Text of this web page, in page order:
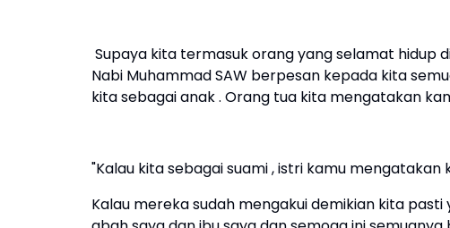
Supaya kita termasuk orang yang selamat
Nabi Muhammad SAW berpesan kepada kita
kita sebagai anak . Orang tua kita mengatakan
"‎Kalau kita sebagai suami , istri kamu mengatakan
‎Kalau mereka sudah mengakui demikian kita